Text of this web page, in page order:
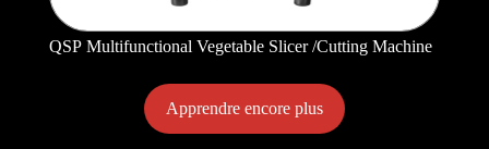
QSP Multifunctional Vegetable Slicer /Cutting Machine
Apprendre encore plus